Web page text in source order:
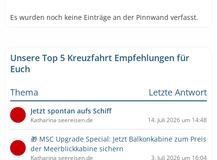
Es wurden noch keine Einträge an der Pinnwand verfasst.
Unsere Top 5 Kreuzfahrt Empfehlungen für
Euch
Thema
Letzte Antwort
Jetzt spontan aufs Schiff
Katharina seereisen.de 14. Juli 2026 um 14:48
🎁 MSC Upgrade Special: Jetzt Balkonkabine zum Preis
der Meerblickkabine sichern
Katharina seereisen.de 3. Juli 2026 um 16:04